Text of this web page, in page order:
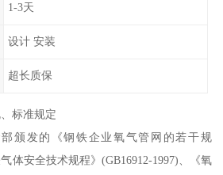
1-3天
设计 安装
超长质保
标准规定
颁发的《钢铁企业氧气管网的若干规
体安全技术规程》(GB16912-1997)、《氧